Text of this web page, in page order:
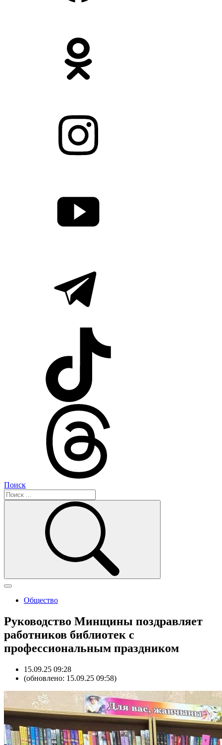
Поиск
Общество
Руководство Минщины поздравляет
работников библиотек с
профессиональным праздником
15.09.25 09:28
(обновлено: 15.09.25 09:58)